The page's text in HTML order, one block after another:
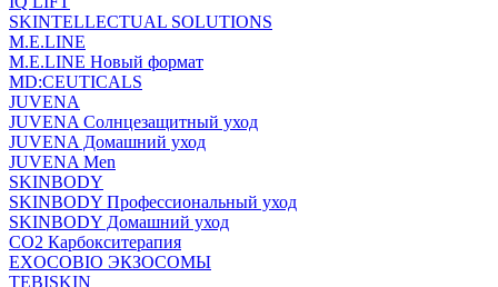
SKINTELLECTUAL SOLUTIONS
M.E.LINE
M.E.LINE Новый формат
MD:CEUTICALS
JUVENA
JUVENA Солнцезащитный уход
JUVENA Домашний уход
JUVENA Men
SKINBODY
SKINBODY Профессиональный уход
SKINBODY Домашний уход
CO2 Карбокситерапия
EXOCOBIO ЭКЗОСОМЫ
TEBISKIN